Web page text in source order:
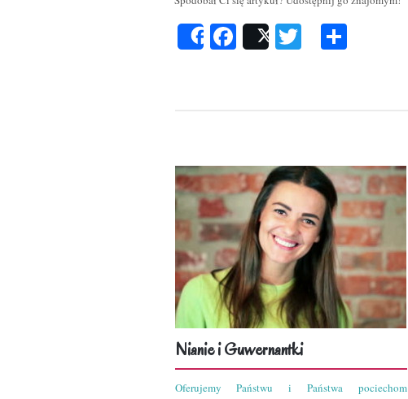
ShareFacebook
Post Twitter
Nianie i Guwernantki
Oferujemy Państwu i Państwa pociechom